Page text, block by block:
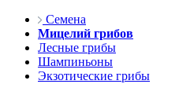
Семена
Мицелий грибов
Лесные грибы
Шампиньоны
Экзотические грибы